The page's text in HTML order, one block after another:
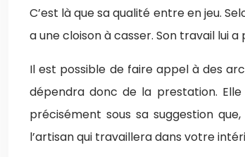
C’est là que sa qualité entre en jeu.
a une cloison à casser. Son travail lui
Il est possible de faire appel à des
dépendra donc de la prestation.
précisément sous sa suggestion
l’artisan qui travaillera dans votre